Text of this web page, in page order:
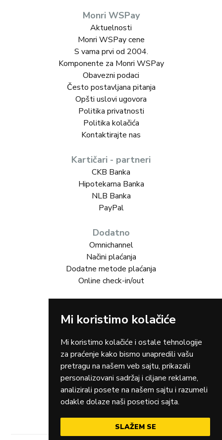
Mi koristimo kolačiće
Mi koristimo kolačiće i ostale tehnologije
za praćenje kako bismo unapredili vašu
pretragu na našem veb sajtu, prikazali
personalizovani sadržaj i ciljane reklame,
analizirali posete na našem sajtu i razumeli
odakle dolaze naši posetioci sajta.
SLAŽEM SE
Monri WSPay
Aktuelnosti
Monri WSPay cene
S vama prvi od 2004.
Komponente za Monri WSPay
Obavezni podaci
Često postavljana pitanja
Opšti uslovi ugovora
Politika privatnosti
Politika kolačića
Kontaktirajte nas
Kartičari - partneri
CKB Banka
Hipotekarna Banka
NLB Banka
PayPal
Dodatno
Omnichannel
Načini plaćanja
Dodatne metode plaćanja
Online check-in/out
Online trgovina
Gastro
Rent-a-car
Dostava
Zdravstvo
Osiguranja
Taxi